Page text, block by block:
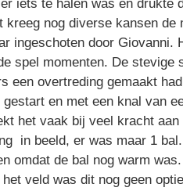
iets te halen was en
kreeg nog diverse kansen
ingeschoten door
spel momenten. De
een overtreding gemaakt
en met een knal van
het vaak bij veel kracht
in beeld, er was maar 1
omdat de bal nog warm
veld was dit nog geen